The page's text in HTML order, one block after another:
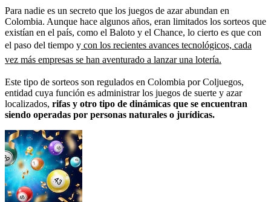
Para nadie es un secreto que los juegos de azar abundan en
Colombia. Aunque hace algunos años, eran limitados los sorteos que
existían en el país, como el Baloto y el Chance, lo cierto es que con
el paso del tiempo y con los recientes avances tecnológicos, cada
vez más empresas se han aventurado a lanzar una lotería.
Este tipo de sorteos son regulados en Colombia por Coljuegos,
entidad cuya función es administrar los juegos de suerte y azar
localizados, rifas y otro tipo de dinámicas que se encuentran
siendo operadas por personas naturales o jurídicas.